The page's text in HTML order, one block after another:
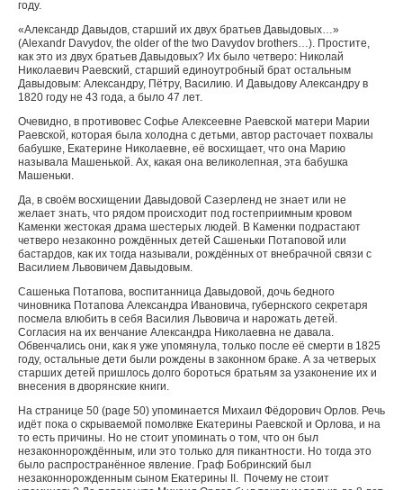
году.
«Александр Давыдов, старший их двух братьев Давыдовых…»
(Alexandr Davydov, the older of the two Davydov brothers…). Простите,
как это из двух братьев Давыдовых? Их было четверо: Николай
Николаевич Раевский, старший единоутробный брат остальным
Давыдовым: Александру, Пётру, Василию. И Давыдову Александру в
1820 году не 43 года, а было 47 лет.
Очевидно, в противовес Софье Алексеевне Раевской матери Марии
Раевской, которая была холодна с детьми, автор расточает похвалы
бабушке, Екатерине Николаевне, её восхищает, что она Марию
называла Машенькой. Ах, какая она великолепная, эта бабушка
Машеньки.
Да, в своём восхищении Давыдовой Сазерленд не знает или не
желает знать, что рядом происходит под гостеприимным кровом
Каменки жестокая драма шестерых людей. В Каменки подрастают
четверо незаконно рождённых детей Сашеньки Потаповой или
бастардов, как их тогда называли, рождённых от внебрачной связи с
Василием Львовичем Давыдовым.
Сашенька Потапова, воспитанница Давыдовой, дочь бедного
чиновника Потапова Александра Ивановича, губернского секретаря
посмела влюбить в себя Василия Львовича и нарожать детей.
Согласия на их венчание Александра Николаевна не давала.
Обвенчались они, как я уже упомянула, только после её смерти в 1825
году, остальные дети были рождены в законном браке. А за четверых
старших детей пришлось долго бороться братьям за узаконение их и
внесения в дворянские книги.
На странице 50 (page 50) упоминается Михаил Фёдорович Орлов. Речь
идёт пока о скрываемой помолвке Екатерины Раевской и Орлова, и на
то есть причины. Но не стоит упоминать о том, что он был
незаконнорождённым, или это только для пикантности. Но тогда это
было распространённое явление. Граф Бобринский был
незаконнорожденным сыном Екатерины
. Почему не стоит